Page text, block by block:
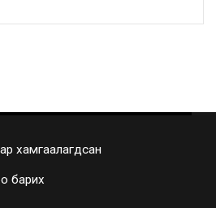
хамгаалагдсан
барих